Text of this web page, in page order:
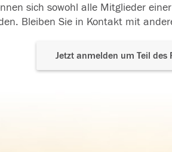
sich sowohl alle Mitglieder
Bleiben Sie in Kontakt mit
Jetzt anmelden um Teil des